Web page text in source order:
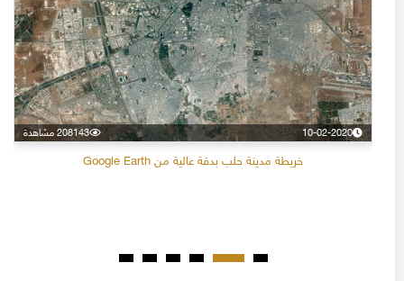
10-02-2020 208143 مشاهدة
خريطة مدينة حلب بدقة عالية من Google Earth